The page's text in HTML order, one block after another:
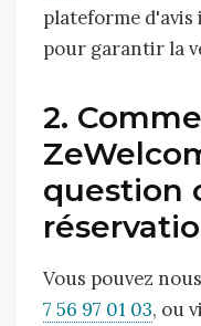
plateforme d'avis
pour garantir la
2.
question
Vous pouvez
7 56 97 01 03, ou